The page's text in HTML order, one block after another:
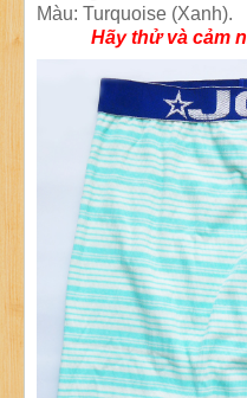
Màu: Turquoise (Xanh).
Hãy thử và cảm